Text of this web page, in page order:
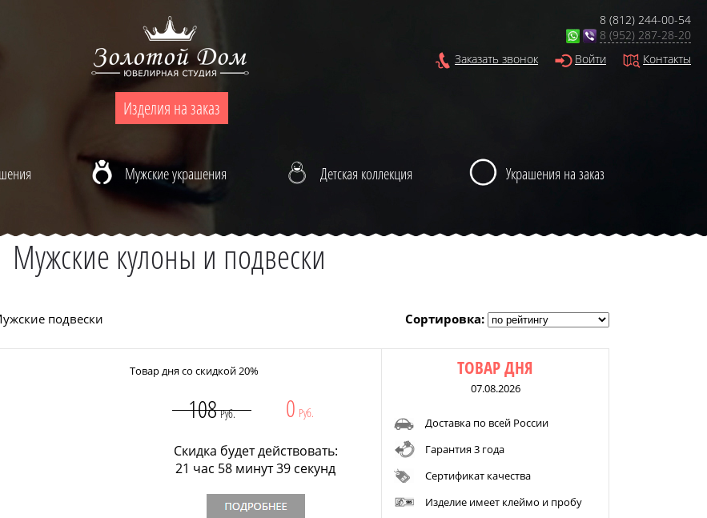
Изделия на заказ
8 (812) 244-00-54
8 (952) 287-28-20
Заказать звонок
Войти Контакты
Мужские украшения Детская коллекция Украшения на заказ
Мужские кулоны и подвески
подвески Сортировка:
Товар дня со скидкой 20%
108Руб. 0 Руб.
Скидка будет действовать:
21 час 58 минут 37 секунд
ТОВАР ДНЯ
07.08.2026
Доставка по всей России
Гарантия 3 года
Сертификат качества
Изделие имеет клеймо и пробу